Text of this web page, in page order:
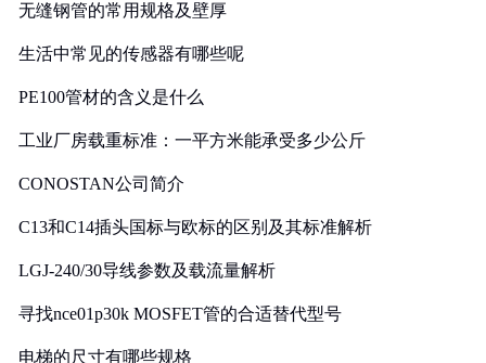
无缝钢管的常用规格及壁厚
生活中常见的传感器有哪些呢
PE100管材的含义是什么
工业厂房载重标准：一平方米能承受多少公斤
CONOSTAN公司简介
C13和C14插头国标与欧标的区别及其标准解析
LGJ-240/30导线参数及载流量解析
寻找nce01p30k MOSFET管的合适替代型号
电梯的尺寸有哪些规格